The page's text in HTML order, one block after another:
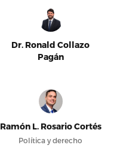
Dr. Ronald Collazo
Pagán
Ramón L. Rosario Cortés
Política y derecho